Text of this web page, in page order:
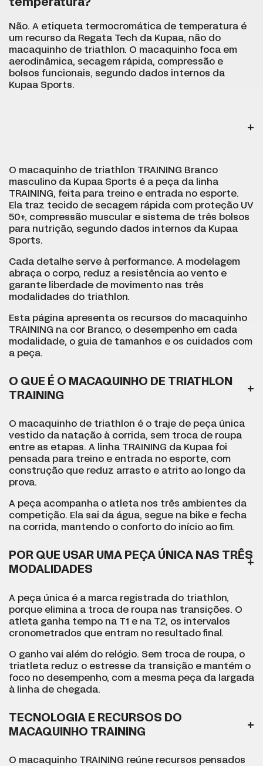
temperatura?
Não. A etiqueta termocromática de temperatura é
um recurso da Regata Tech da Kupaa, não do
macaquinho de triathlon. O macaquinho foca em
aerodinâmica, secagem rápida, compressão e
bolsos funcionais, segundo dados internos da
Kupaa Sports.
O macaquinho de triathlon TRAINING Branco
masculino da Kupaa Sports é a peça da linha
TRAINING, feita para treino e entrada no esporte.
Ela traz tecido de secagem rápida com proteção UV
50+, compressão muscular e sistema de três bolsos
para nutrição, segundo dados internos da Kupaa
Sports.
Cada detalhe serve à performance. A modelagem
abraça o corpo, reduz a resistência ao vento e
garante liberdade de movimento nas três
modalidades do triathlon.
Esta página apresenta os recursos do macaquinho
TRAINING na cor Branco, o desempenho em cada
modalidade, o guia de tamanhos e os cuidados com
a peça.
O QUE É O MACAQUINHO DE TRIATHLON
TRAINING
O macaquinho de triathlon é o traje de peça única
vestido da natação à corrida, sem troca de roupa
entre as etapas. A linha TRAINING da Kupaa foi
pensada para treino e entrada no esporte, com
construção que reduz arrasto e atrito ao longo da
prova.
A peça acompanha o atleta nos três ambientes da
competição. Ela sai da água, segue na bike e fecha
na corrida, mantendo o conforto do início ao fim.
POR QUE USAR UMA PEÇA ÚNICA NAS TRÊS
MODALIDADES
A peça única é a marca registrada do triathlon,
porque elimina a troca de roupa nas transições. O
atleta ganha tempo na T1 e na T2, os intervalos
cronometrados que entram no resultado final.
O ganho vai além do relógio. Sem troca de roupa, o
triatleta reduz o estresse da transição e mantém o
foco no desempenho, com a mesma peça da largada
à linha de chegada.
TECNOLOGIA E RECURSOS DO
MACAQUINHO TRAINING
O macaquinho TRAINING reúne recursos pensados